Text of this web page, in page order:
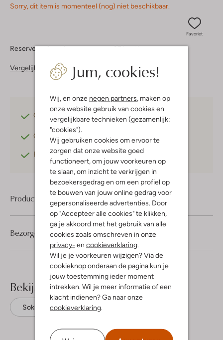
Jum, cookies!
Wij, en onze negen partners, maken op
onze website gebruik van cookies en
vergelijkbare technieken (gezamenlijk:
"cookies").
Wij gebruiken cookies om ervoor te
zorgen dat onze website goed
functioneert, om jouw voorkeuren op
te slaan, om inzicht te verkrijgen in
bezoekersgedrag en om een profiel op
te bouwen van jouw online gedrag voor
gepersonaliseerde advertenties. Door
op "Accepteer alle cookies" te klikken,
ga je akkoord met het gebruik van alle
cookies zoals omschreven in onze
privacy- en cookieverklaring.
Wil je je voorkeuren wijzigen? Via de
cookieknop onderaan de pagina kun je
jouw toestemming ieder moment
intrekken. Wil je meer informatie of een
klacht indienen? Ga naar onze
cookieverklaring.
Sorry, dit item is momenteel (nog) niet beschikbaar.
Favoriet
Reserveer direct in een van onze 37 boutiques
Vergelijkbare items
Gratis verzending vanaf €75,-
Gratis retourneren
Betaal achterafmet Klarna
Product informatie
Bezorgen & retourneren
Bekijk meer
Sokken Marcmarcs